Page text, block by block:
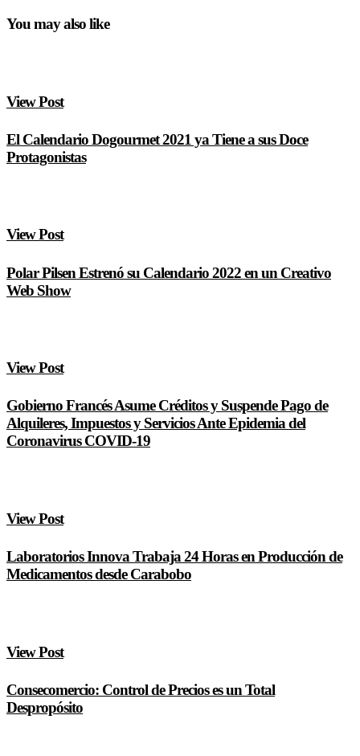
You may also like
View Post
El Calendario Dogourmet 2021 ya Tiene a sus Doce
Protagonistas
View Post
Polar Pilsen Estrenó su Calendario 2022 en un Creativo
Web Show
View Post
Gobierno Francés Asume Créditos y Suspende Pago de
Alquileres, Impuestos y Servicios Ante Epidemia del
Coronavirus COVID-19
View Post
Laboratorios Innova Trabaja 24 Horas en Producción de
Medicamentos desde Carabobo
View Post
Consecomercio: Control de Precios es un Total
Despropósito